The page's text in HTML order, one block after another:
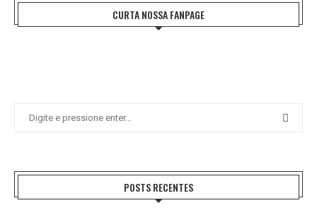
CURTA NOSSA FANPAGE
POSTS RECENTES